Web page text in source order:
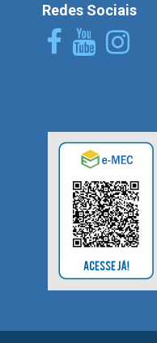
Redes Sociais